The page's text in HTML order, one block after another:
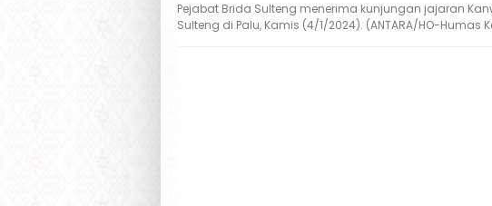
Pejabat Brida Sulteng menerima kunjungan jajaran
Sulteng di Palu, Kamis (4/1/2024). (ANTARA/HO-Humas